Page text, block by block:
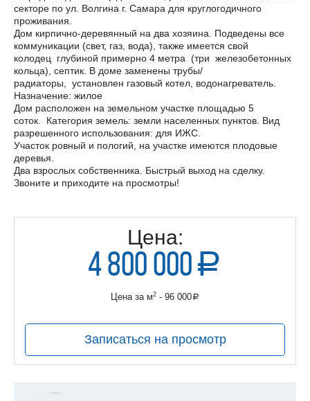
секторе по ул. Волгина г. Самара для круглогодичного
проживания.
Дом кирпично-деревянный на два хозяина. Подведены все
коммуникации (свет, газ, вода), также имеется свой
колодец глубиной примерно 4 метра (три железобетонных
кольца), септик. В доме заменены трубы/
радиаторы, установлен газовый котел, водонагреватель.
Назначение: жилое
Дом расположен на земельном участке площадью 5
соток. Категория земель: земли населенных пунктов. Вид
разрешенного использования: для ИЖС.
Участок ровный и пологий, на участке имеются плодовые
деревья.
Два взрослых собственника. Быстрый выход на сделку.
Звоните и приходите на просмотры!
Цена:
4 800 000 a
руб.
Цена за м2 - 96 000 a
Записаться на просмотр